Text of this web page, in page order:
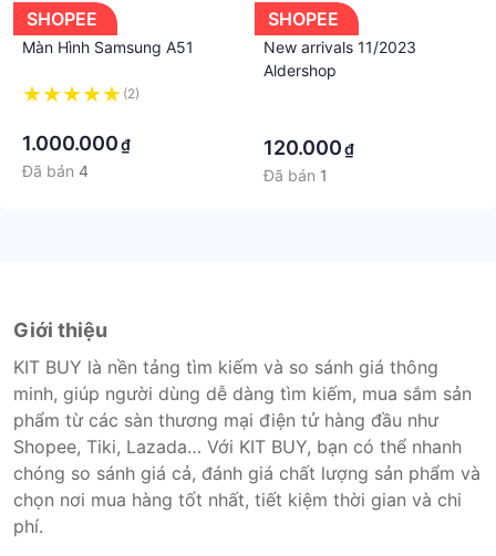
Đỡ Cho
SHOPEE
Màn Hình Samsung A51
(2)
1.000.000₫
Đã bán 4
SHOPEE
New arrivals 11/2023
Aldershop
120.000₫
Đã bán 1
Giới thiệu
KIT BUY là nền tảng tìm kiếm và so sánh giá thông
minh, giúp người dùng dễ dàng tìm kiếm, mua sắm sản
phẩm từ các sàn thương mại điện tử hàng đầu như
Shopee, Tiki, Lazada… Với KIT BUY, bạn có thể nhanh
chóng so sánh giá cả, đánh giá chất lượng sản phẩm và
chọn nơi mua hàng tốt nhất, tiết kiệm thời gian và chi
phí.